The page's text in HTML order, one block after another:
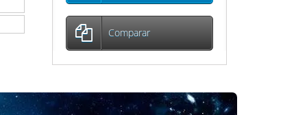
Comparar